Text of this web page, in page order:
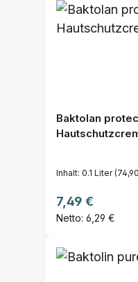
Baktolan
Inhalt: 0.1 Liter
Regulärer Preis:
7,49 €
Netto: 6,29 €